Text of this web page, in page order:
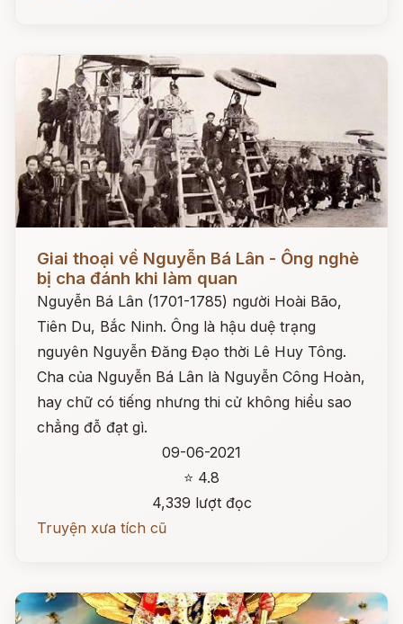
Giai thoại về Nguyễn Bá Lân - Ông nghè
bị cha đánh khi làm quan
Nguyễn Bá Lân (1701-1785) người Hoài Bão,
Tiên Du, Bắc Ninh. Ông là hậu duệ trạng
nguyên Nguyễn Đăng Đạo thời Lê Huy Tông.
Cha của Nguyễn Bá Lân là Nguyễn Công Hoàn,
hay chữ có tiếng nhưng thi cử không hiểu sao
chẳng đỗ đạt gì.
09-06-2021
⭐ 4.8
4,339 lượt đọc
Truyện xưa tích cũ